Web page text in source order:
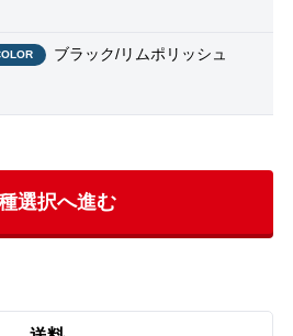
ブラック/リムポリッシュ
選択へ進む